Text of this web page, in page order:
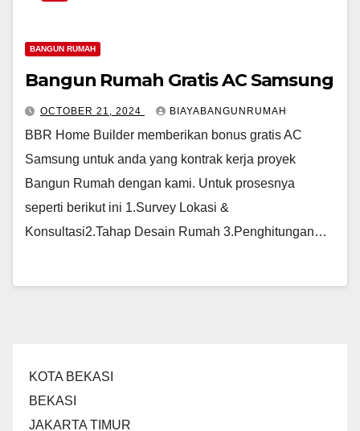
BANGUN RUMAH
Bangun Rumah Gratis AC Samsung
OCTOBER 21, 2024 BIAYABANGUNRUMAH
BBR Home Builder memberikan bonus gratis AC
Samsung untuk anda yang kontrak kerja proyek
Bangun Rumah dengan kami. Untuk prosesnya
seperti berikut ini 1.Survey Lokasi &
Konsultasi2.Tahap Desain Rumah 3.Penghitungan…
KOTA BEKASI
BEKASI
JAKARTA TIMUR